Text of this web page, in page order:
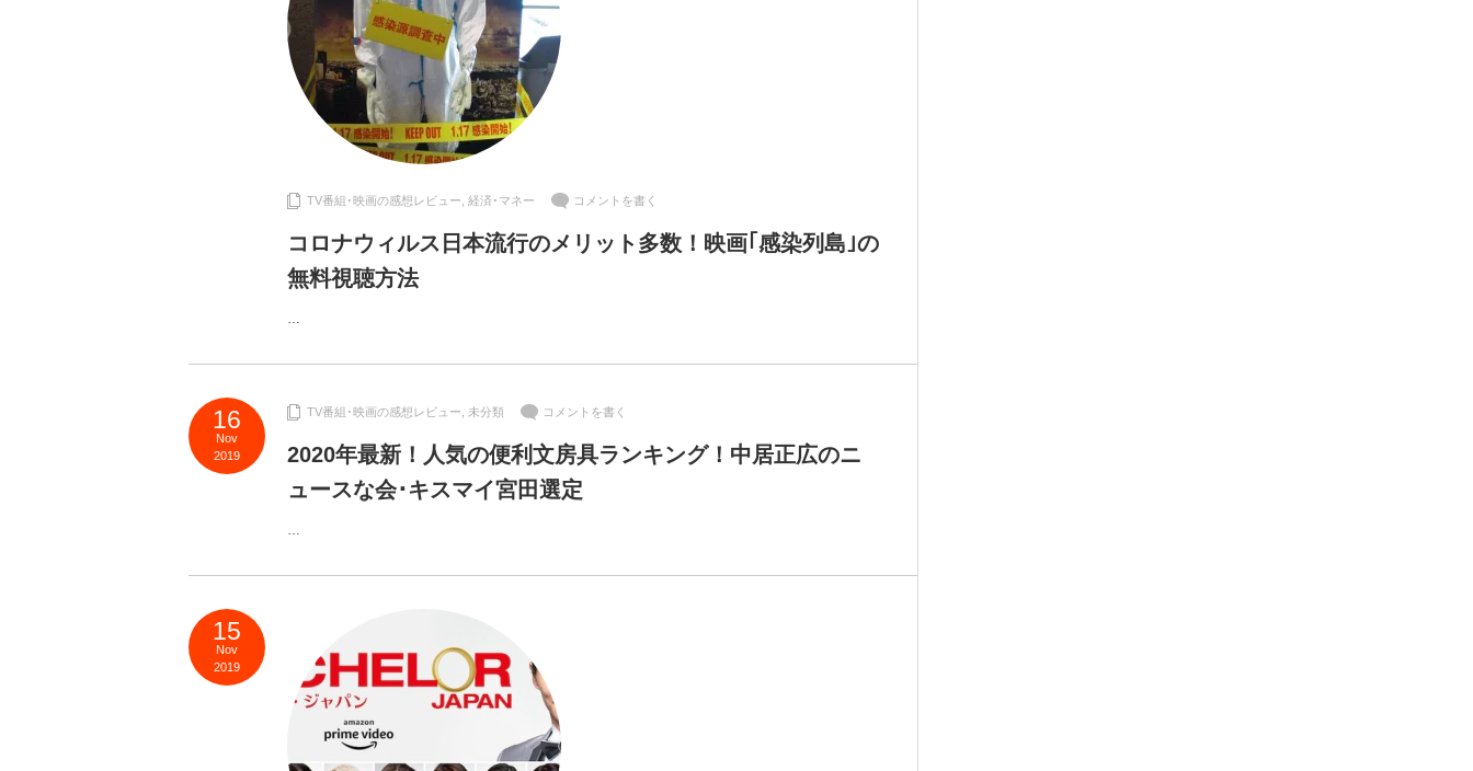
TV番組･映画の感想レビュー 経済･マネー コメントを書く
コロナウィルス日本流行のメリット多数！映画｢感染列島｣の
無料視聴方法
…
16
Nov
2019
TV番組･映画の感想レビュー 未分類 コメントを書く
2020年最新！人気の便利文房具ランキング！中居正広のニ
ュースな会･キスマイ宮田選定
…
15
Nov
2019